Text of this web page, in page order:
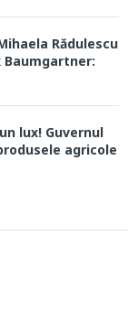
Rădulescu
lux! Guvernul
agricole